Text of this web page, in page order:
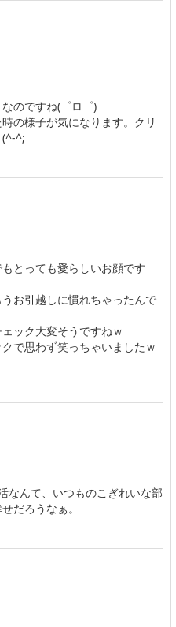
のですね(゜ロ゜)
の様子が気になります。クリ
(^-^;
とっても愛らしいお顔です
お引越しに慣れちゃったんで
ック大変そうですねｗ
で思わず笑っちゃいましたｗ
なんて、いつものこぎれいな部
だろうなぁ。